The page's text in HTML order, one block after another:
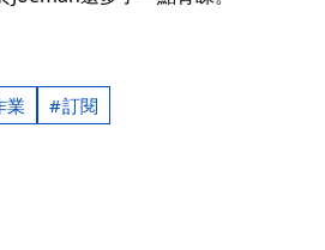
業 訂閱